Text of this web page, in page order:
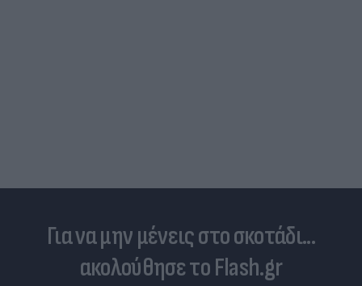
Για να μην μένεις στο σκοτάδι...
ακολούθησε το Flash.gr